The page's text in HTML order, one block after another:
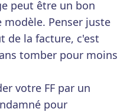
peut être un bon
Penser juste
de la facture, c'est
tomber pour moins
votre FF par un
pour